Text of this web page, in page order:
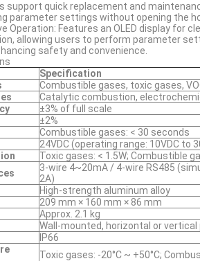
support quick replacement and
parameter settings without opening the
Operation: Features an OLED display for
allowing users to perform parameter
safety and convenience.
Specification
Combustible gases, toxic gases,
Catalytic combustion,
±3% of full scale
±2%
Combustible gases: < 30 seconds
24VDC (operating range: 10VDC to
Toxic gases: < 1.5W; Combustible
3-wire 4~20mA / 4-wire RS485
2A)
High-strength aluminum alloy
209 mm × 160 mm × 86 mm
Approx. 2.1 kg
Wall-mounted, horizontal or
IP66
Toxic gases: -20°C ~ +50°C;